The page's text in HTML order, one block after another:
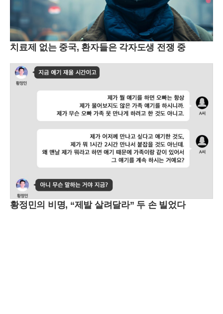
치료제 없는 중국, 환자들은 각자도생 전쟁 중
황정민의 비명, “제발 살려달라” 두 손 빌었다